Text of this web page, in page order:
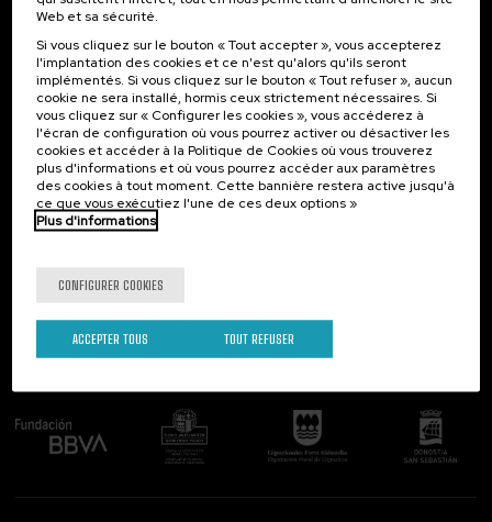
Contact
Palacio Miramar
Paseo de Miraconcha, 48
20007 Donostia / San Sebastián
Gipuzkoa, Spain
Contactez-nous!
Intéressant...
Activités précédentes
Suivez-nous
Web et sa sécurité.
Si vous cliquez sur le bouton « Tout accepter », vous accepterez
l'implantation des cookies et ce n'est qu'alors qu'ils seront
implémentés. Si vous cliquez sur le bouton « Tout refuser », aucun
cookie ne sera installé, hormis ceux strictement nécessaires. Si
vous cliquez sur « Configurer les cookies », vous accéderez à
l'écran de configuration où vous pourrez activer ou désactiver les
cookies et accéder à la Politique de Cookies où vous trouverez
plus d'informations et où vous pourrez accéder aux paramètres
des cookies à tout moment. Cette bannière restera active jusqu'à
ce que vous exécutiez l'une de ces deux options »
Plus d'informations
CONFIGURER COOKIES
TOUT REFUSER
ACCEPTER TOUS